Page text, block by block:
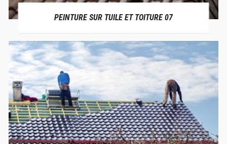
PEINTURE SUR TUILE ET TOITURE 07